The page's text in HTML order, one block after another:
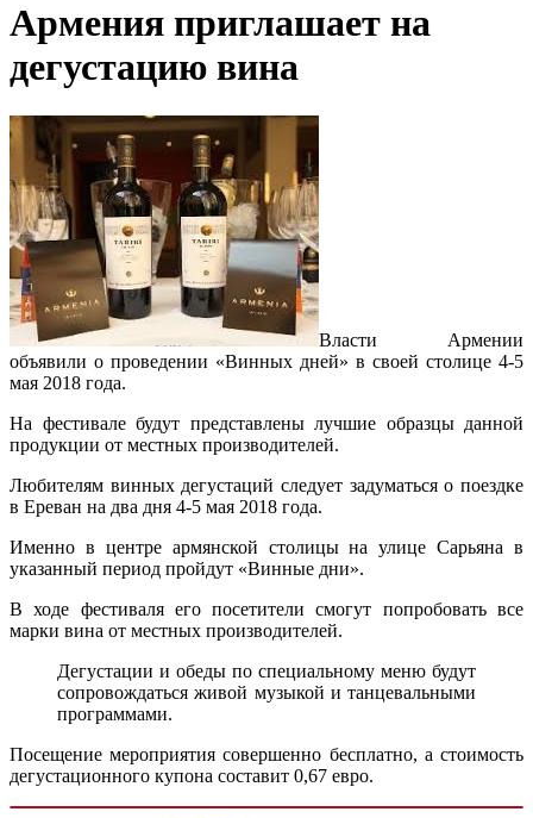
Армения приглашает на
дегустацию вина
Власти Армении
объявили о проведении «Винных дней» в своей столице 4-5
мая 2018 года.
На фестивале будут представлены лучшие образцы данной
продукции от местных производителей.
Любителям винных дегустаций следует задуматься о поездке
в Ереван на два дня 4-5 мая 2018 года.
Именно в центре армянской столицы на улице Сарьяна в
указанный период пройдут «Винные дни».
В ходе фестиваля его посетители смогут попробовать все
марки вина от местных производителей.
Дегустации и обеды по специальному меню будут
сопровождаться живой музыкой и танцевальными
программами.
Посещение мероприятия совершенно бесплатно, а стоимость
дегустационного купона составит 0,67 евро.